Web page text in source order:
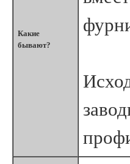
Какие
бывают?